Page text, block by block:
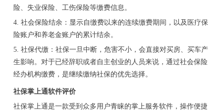
险、失业保险、工伤保险等缴费信息。
4. 社会保险结余：显示自缴费以来的连续缴费期间，以及医疗保
险账户和养老金账户的累计结余。
5. 社保代缴：社保一旦中断，危害不小，会直接对买房、买车产
生影响。对于已经辞职或者自主创业的人员来说，通过社会保险
经办机构缴费，是继续缴纳社保的优先选择。
社保掌上通软件评价
社保掌上通是一款受到众多用户青睐的掌上服务软件，操作便捷